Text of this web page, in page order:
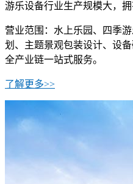
游乐设备行业生产规模大，
营业范围：水上乐园、四季
划、主题景观包装设计、设
全产业链一站式服务。
了解更多>>